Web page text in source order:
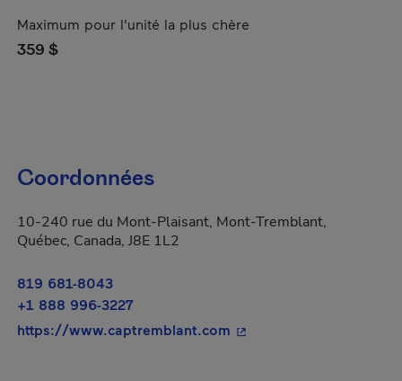
Maximum pour l'unité la plus chère
359 $
Coordonnées
10-240 rue du Mont-Plaisant, Mont-Tremblant,
Québec, Canada, J8E 1L2
819 681-8043
+1 888 996-3227
https://www.captremblant.com - Cet hyperlien